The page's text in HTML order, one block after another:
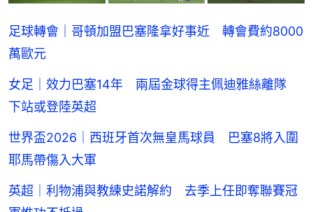
足球轉會｜哥頓加盟巴塞隆拿好事近 轉會費約8000
萬歐元
女足｜效力巴塞14年 兩屆金球得主佩迪雅絲離隊
下站或登陸英超
世界盃2026｜西班牙首次無皇馬球員 巴塞8將入圍
耶馬帶傷入大軍
英超｜利物浦與教練史諾解約 去季上任即奪聯賽冠